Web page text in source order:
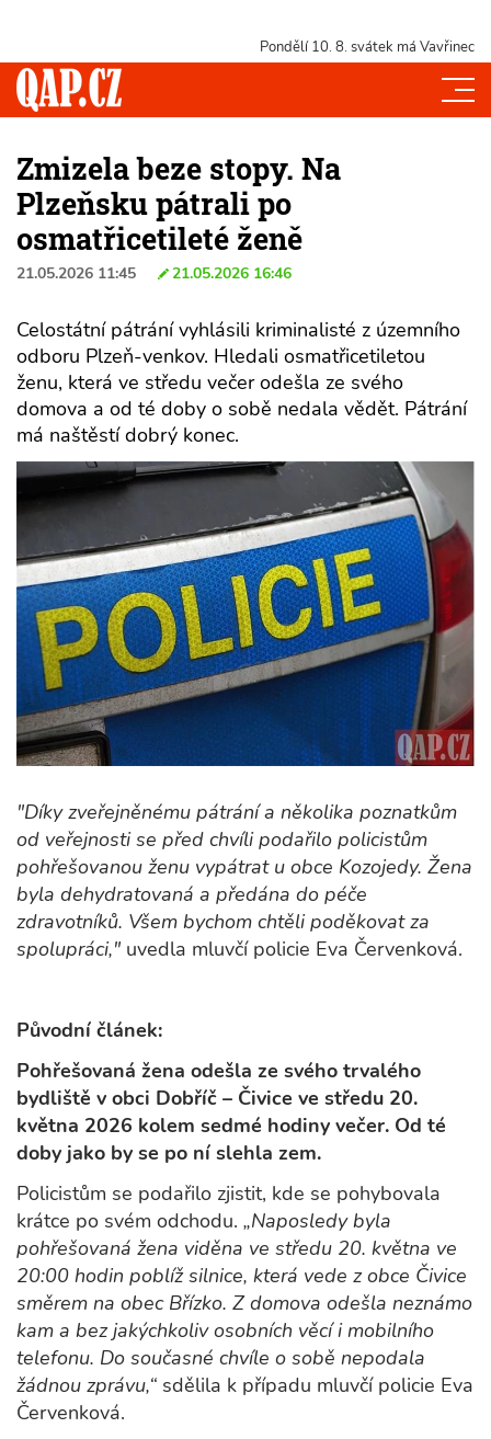
Pondělí 10. 8. svátek má Vavřinec
Zmizela beze stopy. Na
Plzeňsku pátrali po
osmatřicetileté ženě
21.05.2026 11:45 21.05.2026 16:46
Celostátní pátrání vyhlásili kriminalisté z územního
odboru Plzeň-venkov. Hledali osmatřicetiletou
ženu, která ve středu večer odešla ze svého
domova a od té doby o sobě nedala vědět. Pátrání
má naštěstí dobrý konec.
"Díky zveřejněnému pátrání a několika poznatkům
od veřejnosti se před chvíli podařilo policistům
pohřešovanou ženu vypátrat u obce Kozojedy. Žena
byla dehydratovaná a předána do péče
zdravotníků. Všem bychom chtěli poděkovat za
spolupráci," uvedla mluvčí policie Eva Červenková.
Původní článek:
Pohřešovaná žena odešla ze svého trvalého
bydliště v obci Dobříč – Čivice ve středu 20.
května 2026 kolem sedmé hodiny večer. Od té
doby jako by se po ní slehla zem.
Policistům se podařilo zjistit, kde se pohybovala
krátce po svém odchodu. „Naposledy byla
pohřešovaná žena viděna ve středu 20. května ve
20:00 hodin poblíž silnice, která vede z obce Čivice
směrem na obec Břízko. Z domova odešla neznámo
kam a bez jakýchkoliv osobních věcí i mobilního
telefonu. Do současné chvíle o sobě nepodala
žádnou zprávu,“ sdělila k případu mluvčí policie Eva
Červenková.